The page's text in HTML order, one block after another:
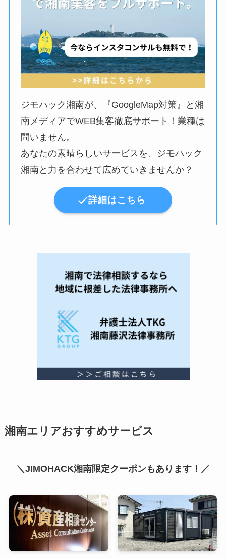
ジモハック湘南が、『GoogleMap対策』と湘
南メディアでWEB集客徹底サポート！業種は
問いません。
あなたの素晴らしいサービスを、ジモハック
湘南と力を合わせて広めていきませんか？
詳細はこちら
湘南エリアおすすめサービス
＼JIMOHACK湘南限定クーポンもあります！／